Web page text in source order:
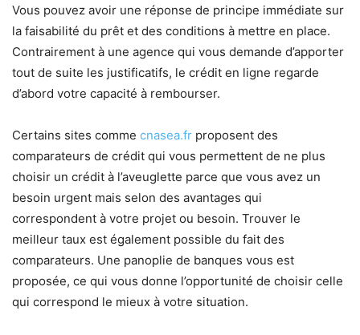
Vous pouvez avoir une réponse de principe immédiate sur
la faisabilité du prêt et des conditions à mettre en place.
Contrairement à une agence qui vous demande d’apporter
tout de suite les justificatifs, le crédit en ligne regarde
d’abord votre capacité à rembourser.
Certains sites comme cnasea.fr proposent des
comparateurs de crédit qui vous permettent de ne plus
choisir un crédit à l’aveuglette parce que vous avez un
besoin urgent mais selon des avantages qui
correspondent à votre projet ou besoin. Trouver le
meilleur taux est également possible du fait des
comparateurs. Une panoplie de banques vous est
proposée, ce qui vous donne l’opportunité de choisir celle
qui correspond le mieux à votre situation.